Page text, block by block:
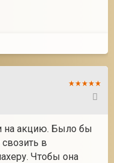
на акцию. Было бы
в
Чтобы она